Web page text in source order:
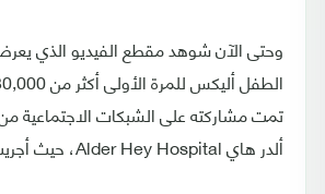
وحتى الآن شوهد مقطع الفيديو الذي
تمت مشاركته على الشبكات
ألدر هاي Alder Hey Hospital، حيث أجريت له العملية.